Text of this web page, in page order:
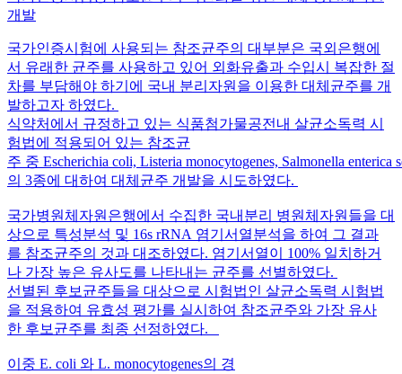
개발
국가인증시험에 사용되는 참조균주의 대부분은 국외은행에
서 유래한 균주를 사용하고 있어 외화유출과 수입시 복잡한 절
차를 부담해야 하기에 국내 분리자원을 이용한 대체균주를 개
발하고자 하였다.
식약처에서 규정하고 있는 식품첨가물공전내 살균소독력 시
험법에 적용되어 있는 참조균
주 중 Escherichia coli, Listeria monocytogenes, Salmonella enterica
의 3종에 대하여 대체균주 개발을 시도하였다.
국가병원체자원은행에서 수집한 국내분리 병원체자원들을 대
상으로 특성분석 및 16s rRNA 염기서열분석을 하여 그 결과
를 참조균주의 것과 대조하였다. 염기서열이 100% 일치하거
나 가장 높은 유사도를 나타내는 균주를 선별하였다.
선별된 후보균주들을 대상으로 시험법인 살균소독력 시험법
을 적용하여 유효성 평가를 실시하여 참조균주와 가장 유사
한 후보균주를 최종 선정하였다.
이중 E. coli 와 L. monocytogenes의 경